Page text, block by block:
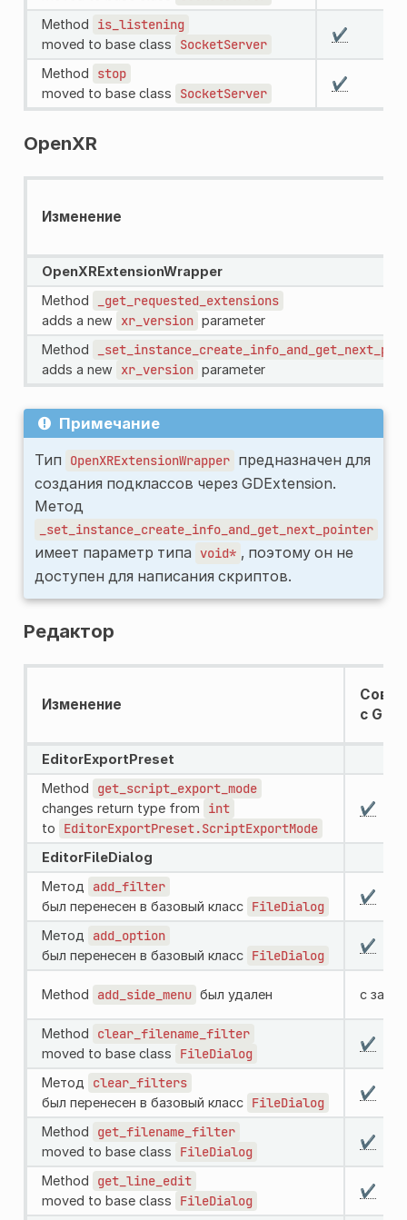
Method is_listening
moved to base class SocketServer
✔️
Method stop
moved to base class SocketServer
✔️
OpenXR
Изменение
OpenXRExtensionWrapper
Method
_get_requested_extensions
adds a new xr_version parameter
Method
adds a new xr_version parameter
Примечание
Тип
OpenXRExtensionWrapper предназначен для
создания подклассов через GDExtension.
Метод
_set_instance_create_info_and_get_next_pointer
имеет параметр типа void* , поэтому он не
доступен для написания скриптов.
Редактор
Изменение
с
EditorExportPreset
Method
get_script_export_mode
changes return type from int
to EditorExportPreset.ScriptExportMode
✔️
EditorFileDialog
Метод
add_filter
был перенесен в базовый класс FileDialog
✔️
Метод add_option
был перенесен в базовый класс FileDialog
✔️
Method add_side_menu был удален с
Method clear_filename_filter
moved to base class FileDialog
✔️
Метод clear_filters
был перенесен в базовый класс FileDialog
✔️
Method get_filename_filter
moved to base class FileDialog
✔️
Method get_line_edit
moved to base class FileDialog
✔️